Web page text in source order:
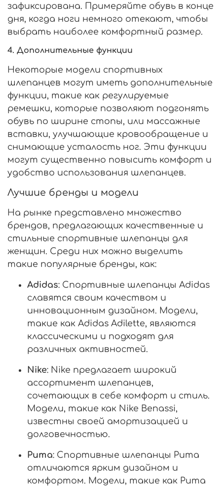
зафиксирована. Примеряйте обувь в конце
дня, когда ноги немного отекают, чтобы
выбрать наиболее комфортный размер.
4. Дополнительные функции
Некоторые модели спортивных
шлепанцев могут иметь дополнительные
функции, такие как регулируемые
ремешки, которые позволяют подгонять
обувь по ширине стопы, или массажные
вставки, улучшающие кровообращение и
снимающие усталость ног. Эти функции
могут существенно повысить комфорт и
удобство использования шлепанцев.
Лучшие бренды и модели
На рынке представлено множество
брендов, предлагающих качественные и
стильные спортивные шлепанцы для
женщин. Среди них можно выделить
такие популярные бренды, как:
Adidas: Спортивные шлепанцы Adidas
славятся своим качеством и
инновационным дизайном. Модели,
такие как Adidas Adilette, являются
классическими и подходят для
различных активностей.
Nike: Nike предлагает широкий
ассортимент шлепанцев,
сочетающих в себе комфорт и стиль.
Модели, такие как Nike Benassi,
известны своей амортизацией и
долговечностью.
Puma: Спортивные шлепанцы Puma
отличаются ярким дизайном и
комфортом. Модели, такие как Puma